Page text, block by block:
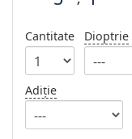
Persol
Prada
Toate mărcile
Cantitate Dioptrie
Adiție